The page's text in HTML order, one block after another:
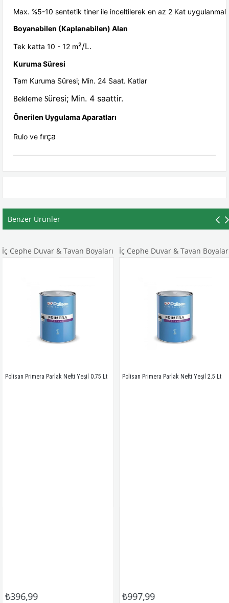
Max. %5-10 sentetik tiner ile inceltilerek en az 2 Kat
Boyanabilen (Kaplanabilen) Alan
Tek katta 10 - 12 m²/L.
Kuruma Süresi
Tam Kuruma Süresi; Min. 24 Saat. Katlar
Bekleme Süresi; Min. 4 saattir.
Önerilen Uygulama Aparatları
Rulo ve fırça
Benzer Ürünler
Duvar & Tavan Boyaları
Parlak Nefti Yeşil 0.75 Lt
İç Cephe Duvar & Tavan Boyaları
Polisan Primera Parlak Nefti Yeşil 2.5 Lt
₺997,99
İç